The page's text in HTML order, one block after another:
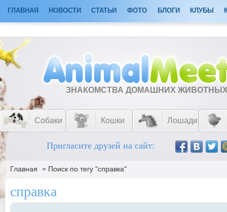
ГЛАВНАЯ НОВОСТИ СТАТЬИ ФОТО БЛОГИ КЛУБЫ
ЗНАКОМСТВА ДОМАШНИХ
Собаки Кошки Лошади
Пригласите друзей на сайт:
Главная » Поиск по тегу "справка"
справка